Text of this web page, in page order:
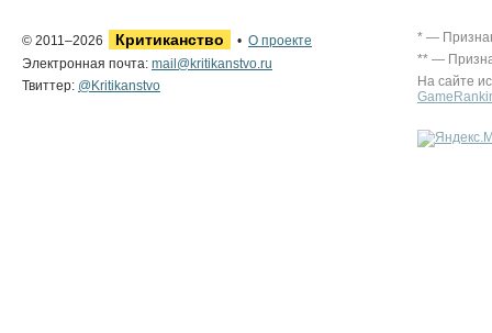
© 2011–2026 Критиканство • О проекте
Электронная почта: mail@kritikanstvo.ru
Твиттер: @Kritikanstvo
* —
** —
На сайте